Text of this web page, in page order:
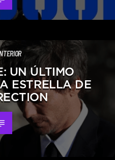
UN ÚLTIMO
ESTRELLA DE